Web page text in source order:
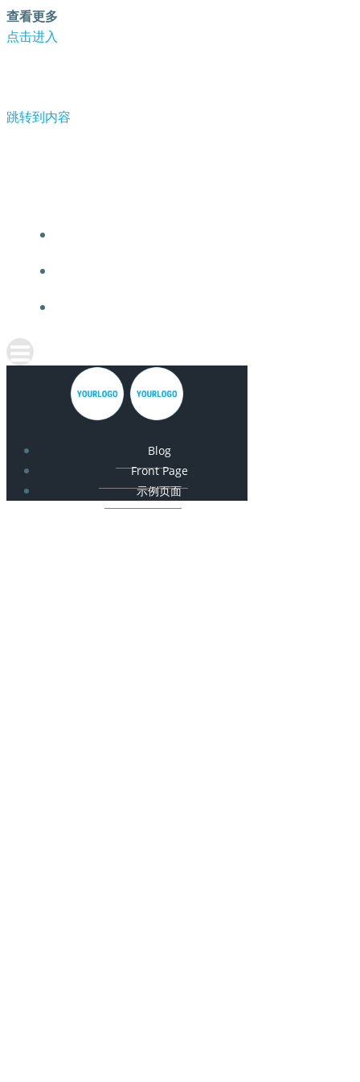
查看更多
点击进入
跳转到内容
Blog
Front Page
示例页面